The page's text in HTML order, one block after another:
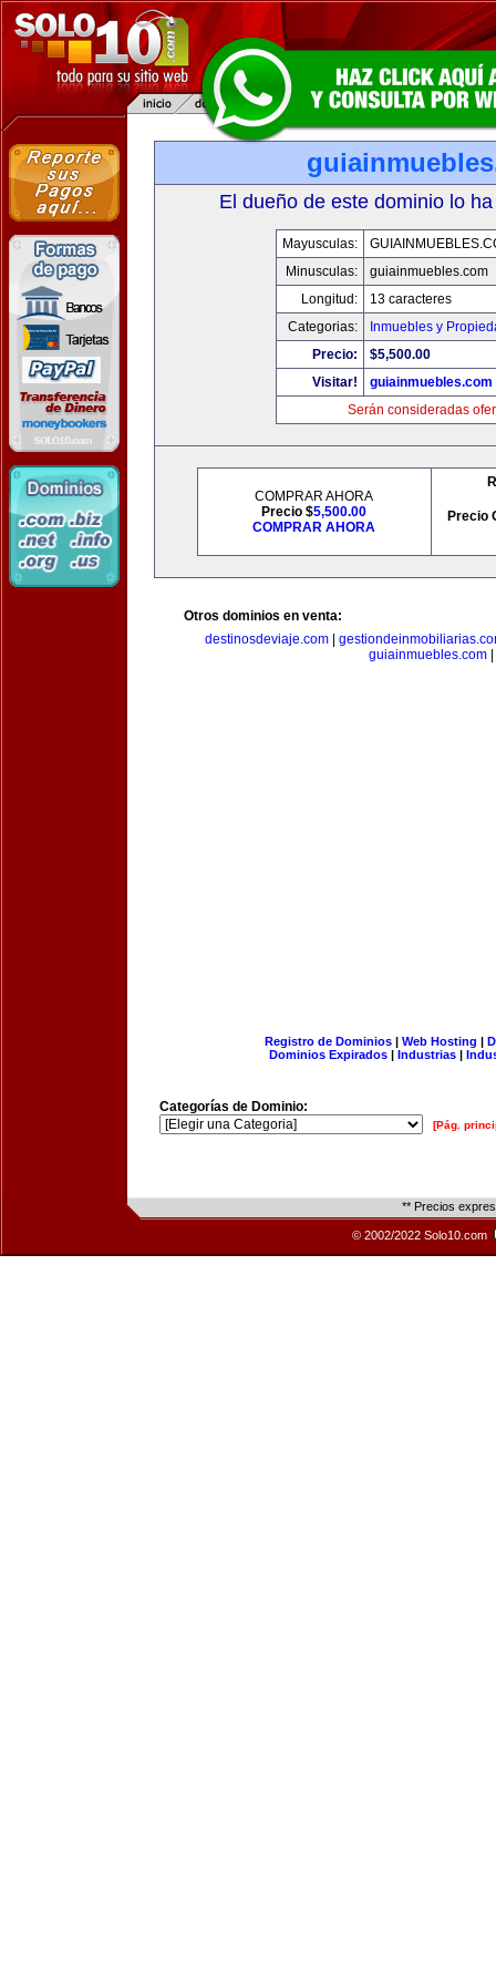
El dueño de este dominio lo
Mayusculas:
Minusculas:
guiainmuebles.com
Longitud:
13 caracteres
Categorias:
Inmuebles y
Precio:
$5,500.00
Visitar!
guiainmuebles.com
Serán consideradas
COMPRAR AHORA
Precio $5,500.00
COMPRAR AHORA
Precio
Otros dominios en venta:
destinosdeviaje.com|
guiainmuebles.com|
Registro de Dominios| Web Hosting |
Dominios Expirados | Industrias |
Categorías de Dominio:
[Pág.
** Precios
© 2002/2022 Solo10.com